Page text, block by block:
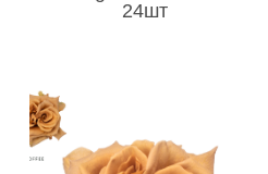
24шт